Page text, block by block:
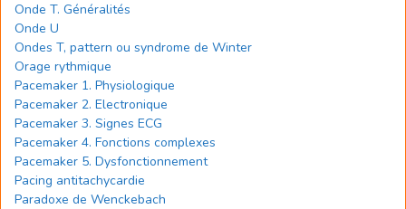
Onde T. Généralités
Onde U
Ondes T, pattern ou syndrome de Winter
Orage rythmique
Pacemaker 1. Physiologique
Pacemaker 2. Electronique
Pacemaker 3. Signes ECG
Pacemaker 4. Fonctions complexes
Pacemaker 5. Dysfonctionnement
Pacing antitachycardie
Paradoxe de Wenckebach